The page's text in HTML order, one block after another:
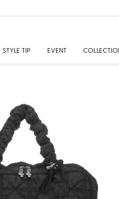
STYLE TIP EVENT